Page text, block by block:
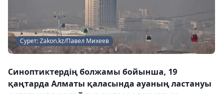
Сурет: Zakon.kz/Павел Михеев
Синоптиктердің болжамы бойынша, 19
қаңтарда Алматы қаласында ауаның ластануы